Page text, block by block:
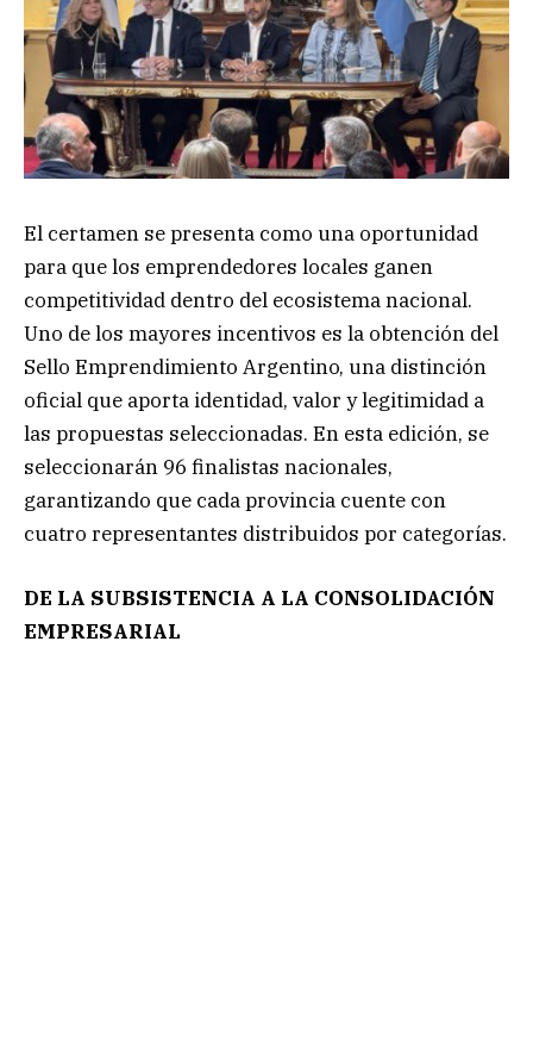
El certamen se presenta como una oportunidad
para que los emprendedores locales ganen
competitividad dentro del ecosistema nacional.
Uno de los mayores incentivos es la obtención del
Sello Emprendimiento Argentino, una distinción
oficial que aporta identidad, valor y legitimidad a
las propuestas seleccionadas. En esta edición, se
seleccionarán 96 finalistas nacionales,
garantizando que cada provincia cuente con
cuatro representantes distribuidos por categorías.
DE LA SUBSISTENCIA A LA CONSOLIDACIÓN
EMPRESARIAL